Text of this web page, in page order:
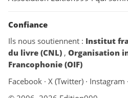
Confiance
Ils nous soutiennent : Institut
du livre (CNL) , Organisation
Francophonie (OIF)
Facebook · X (Twitter) · Instagram ·